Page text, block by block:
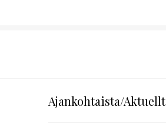
Ajankohtaista/Aktuellt